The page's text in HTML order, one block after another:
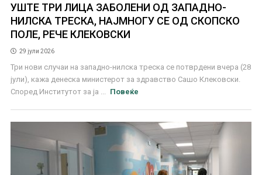
УШТЕ ТРИ ЛИЦА ЗАБОЛЕНИ ОД ЗАПАДНО-
НИЛСКА ТРЕСКА, НАЈМНОГУ СЕ ОД СКОПСКО
ПОЛЕ, РЕЧЕ КЛЕКОВСКИ
29 јули 2026
Три нови случаи на западно-нилска треска се потврдени вчера (28
јули), кажа денеска министерот за здравство Сашо Клековски.
Според Институтот за ја ...
Повеќе